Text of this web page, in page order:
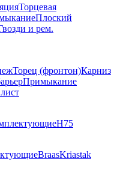
Торцевая
Плоский
и рем.
Торец (фронтон)Карниз
Примыкание
Н75
BraasKriastak